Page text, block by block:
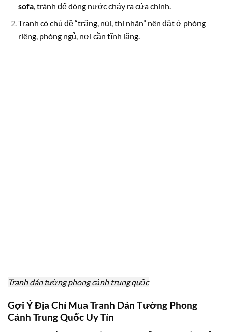
sofa, tránh để dòng nước chảy ra cửa chính.
Tranh có chủ đề “trăng, núi, thi nhân” nên đặt ở phòng
riêng, phòng ngủ, nơi cần tĩnh lặng.
Tranh dán tường phong cảnh trung quốc
Gợi Ý Địa Chỉ Mua Tranh Dán Tường Phong
Cảnh Trung Quốc Uy Tín